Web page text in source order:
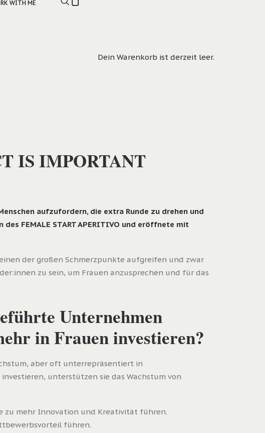
WITH ME
Dein Warenkorb ist derzeit leer.
IS IMPORTANT
aufzufordern, die extra Runde zu drehen und
FEMALE START APERITIVO und eröffnete mit
der großen Schmerzpunkte aufgreifen und zwar
zu sein, um Frauen anzusprechen und für das
Unternehmen
in Frauen investieren?
aber oft unterrepräsentiert in
unterstützen sie das Wachstum von
zu mehr Innovation und Kreativität führen.
führen.